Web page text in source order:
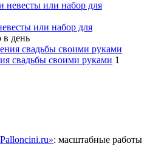
или набор для
в день
свадьбы своими руками 1
: масштабные работы